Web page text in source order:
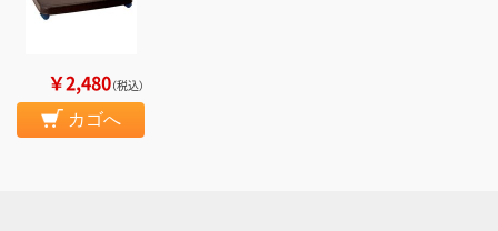
￥2,480（税込）
カゴへ